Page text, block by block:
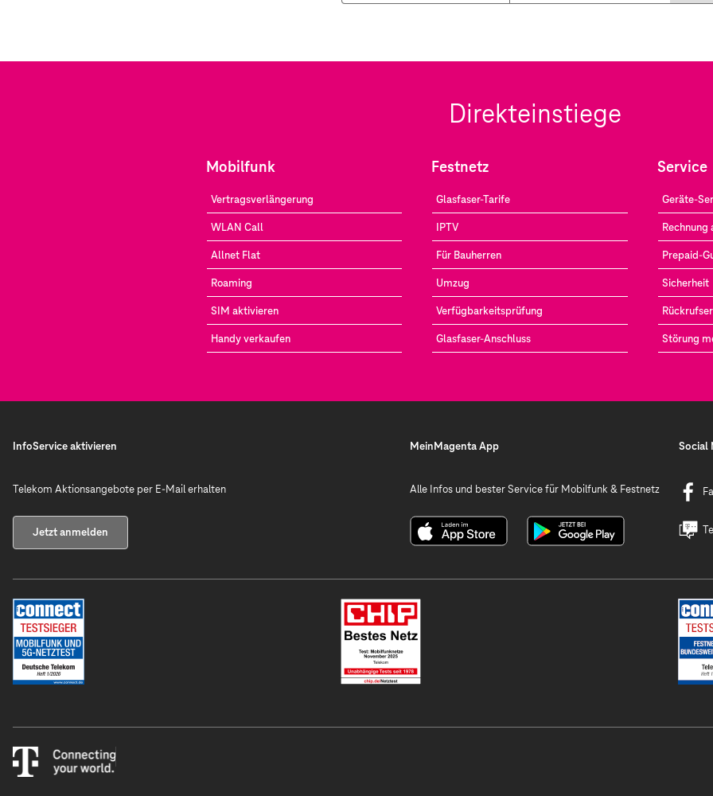
Direkteinstiege
Mobilfunk
Vertragsverlängerung
WLAN Call
Allnet Flat
Roaming
SIM aktivieren
Handy verkaufen
Festnetz
Glasfaser-Tarife
IPTV
Für Bauherren
Umzug
Verfügbarkeitsprüfung
Glasfaser-Anschluss
Service
Geräte-
Rechnung
Prepaid-
Sicherheit
Störung
InfoService aktivieren
Telekom Aktionsangebote per E-Mail erhalten
Jetzt anmelden
MeinMagenta App
Alle Infos und bester Service für Mobilfunk & Festnetz
Social